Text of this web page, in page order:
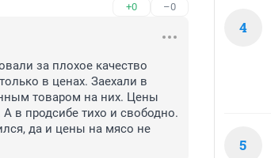
+0 –0
за плохое качество
в ценах. Заехали в
товаром на них. Цены
в продсибе тихо и свободно.
да и цены на мясо не
4
5